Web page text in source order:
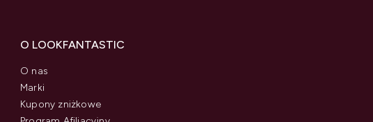
O LOOKFANTASTIC
O nas
Marki
Kupony zniżkowe